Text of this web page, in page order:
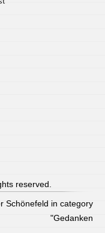
reserved.
Schönefeld in category
"Gedanken